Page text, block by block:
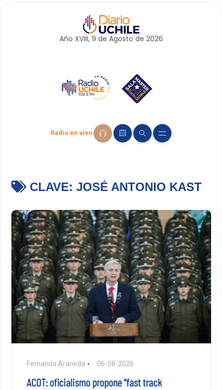
Año XVIII, 9 de Agosto de 2026
Radio en vivo
CLAVE: JOSÉ ANTONIO KAST
Fernanda Araneda 06-08-2026
ACOT: oficialismo propone “fast track